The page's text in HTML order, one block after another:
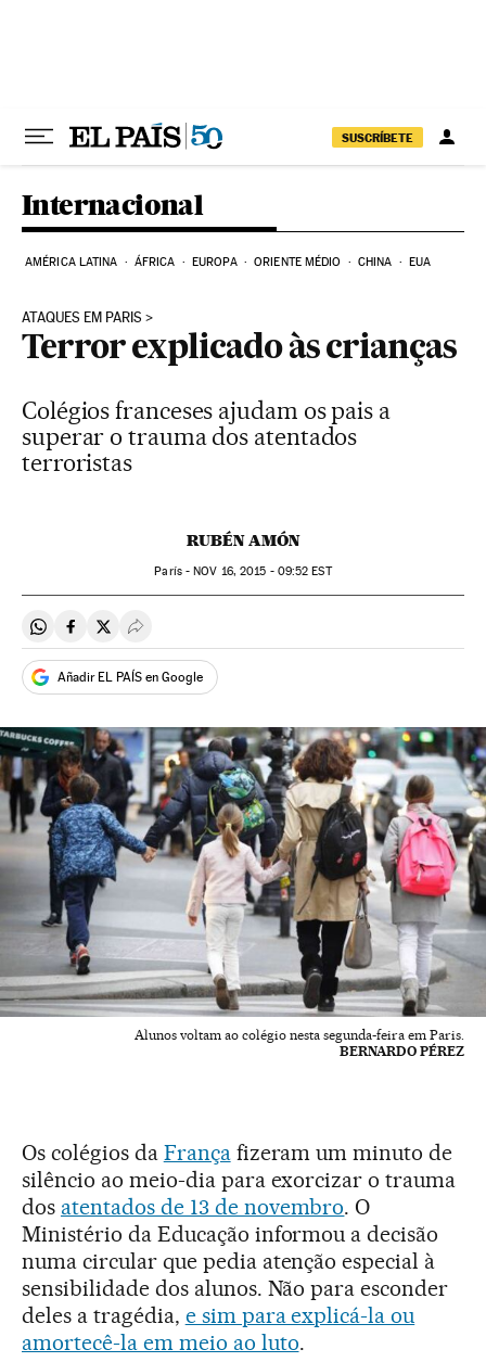
SUSCRÍBETE
Internacional
AMÉRICA LATINA ÁFRICA EUROPA ORIENTE MÉDIO CHINA EUA
ATAQUES EM PARIS
Terror explicado às crianças
Colégios franceses ajudam os pais a
superar o trauma dos atentados
terroristas
RUBÉN AMÓN
París -NOV 16, 2015 - 09:52 EST
Compartir en Whatsapp
Compartir en Facebook
Compartir en Twitter
Desplegar Redes Sociales
Añadir EL PAÍS en Google
Alunos voltam ao colégio nesta segunda-feira em Paris.
BERNARDO PÉREZ
Os colégios da Françafizeram um minuto de
silêncio ao meio-dia para exorcizar o trauma
dos atentados de 13 de novembro. O
Ministério da Educação informou a decisão
numa circular que pedia atenção especial à
sensibilidade dos alunos. Não para esconder
deles a tragédia, e sim para explicá-la ou
amortecê-la em meio ao luto.